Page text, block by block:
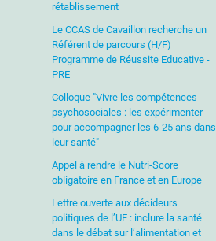
rétablissement
Le CCAS de Cavaillon recherche un
Référent de parcours (H/F)
Programme de Réussite Educative -
PRE
Colloque "Vivre les compétences
psychosociales : les expérimenter
pour accompagner les 6-25 ans dans
leur santé"
Appel à rendre le Nutri-Score
obligatoire en France et en Europe
Lettre ouverte aux décideurs
politiques de l’UE : inclure la santé
dans le débat sur l’alimentation et